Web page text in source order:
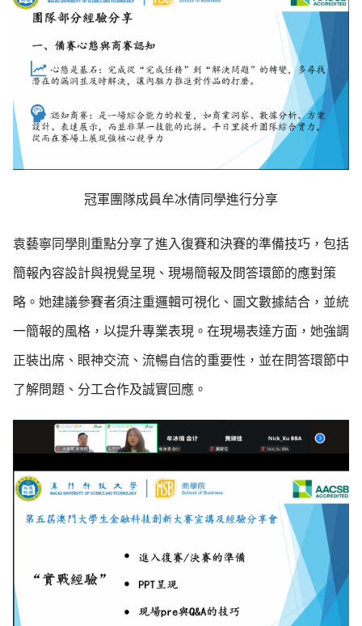
冠軍團隊成員牟冰倩同學進行分享
袁藝寧同學則重點分享了進入復賽和決賽的準備技巧，包括
簡報內容設計與視覺呈現、現場簡報及問答環節的應對策
略。她建議參賽者須注重邏輯可視化、圖文數據結合，並統
一簡報的風格，以提升專業表現。在現場表達方面，她強調
正裝出席、眼神交流、流暢自信的重要性，並在問答環節中
了解問題、分工合作及誠實回應。